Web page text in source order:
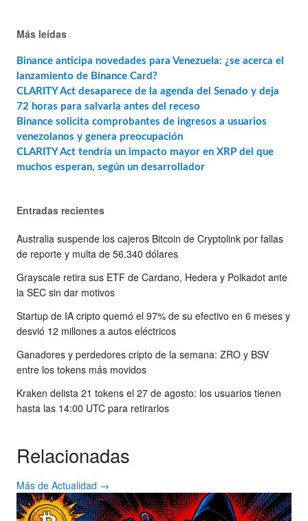
Más leídas
Binance anticipa novedades para Venezuela: ¿se acerca el
lanzamiento de Binance Card?
CLARITY Act desaparece de la agenda del Senado y deja
72 horas para salvarla antes del receso
Binance solicita comprobantes de ingresos a usuarios
venezolanos y genera preocupación
CLARITY Act tendría un impacto mayor en XRP del que
muchos esperan, según un desarrollador
Entradas recientes
Australia suspende los cajeros Bitcoin de Cryptolink por fallas
de reporte y multa de 56.340 dólares
Grayscale retira sus ETF de Cardano, Hedera y Polkadot ante
la SEC sin dar motivos
Startup de IA cripto quemó el 97% de su efectivo en 6 meses y
desvió 12 millones a autos eléctricos
Ganadores y perdedores cripto de la semana: ZRO y BSV
entre los tokens más movidos
Kraken delista 21 tokens el 27 de agosto: los usuarios tienen
hasta las 14:00 UTC para retirarlos
Relacionadas
Más de Actualidad →